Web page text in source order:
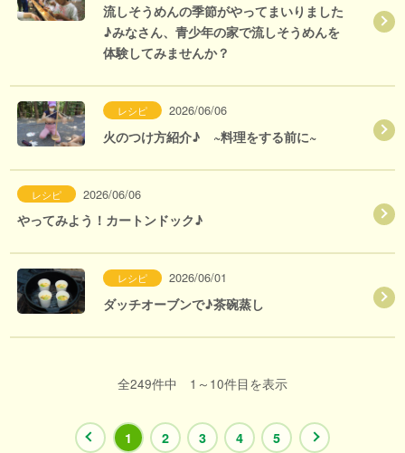
流しそうめんの季節がやってまいりました
♪みなさん、青少年の家で流しそうめんを
体験してみませんか？
レシピ 2026/06/06
火のつけ方紹介♪ ~料理をする前に~
レシピ 2026/06/06
やってみよう！カートンドック♪
レシピ 2026/06/01
ダッチオーブンで♪茶碗蒸し
全249件中 1～10件目を表示
1 2 3 4 5